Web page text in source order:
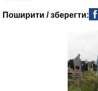
Поширити / зберегти: